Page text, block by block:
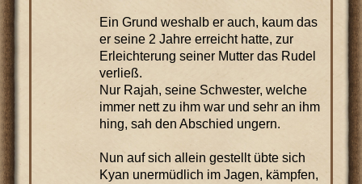
Ein Grund weshalb er auch, kaum das
er seine 2 Jahre erreicht hatte, zur
Erleichterung seiner Mutter das Rudel
verließ.
Nur Rajah, seine Schwester, welche
immer nett zu ihm war und sehr an ihm
hing, sah den Abschied ungern.
Nun auf sich allein gestellt übte sich
Kyan unermüdlich im Jagen, kämpfen,